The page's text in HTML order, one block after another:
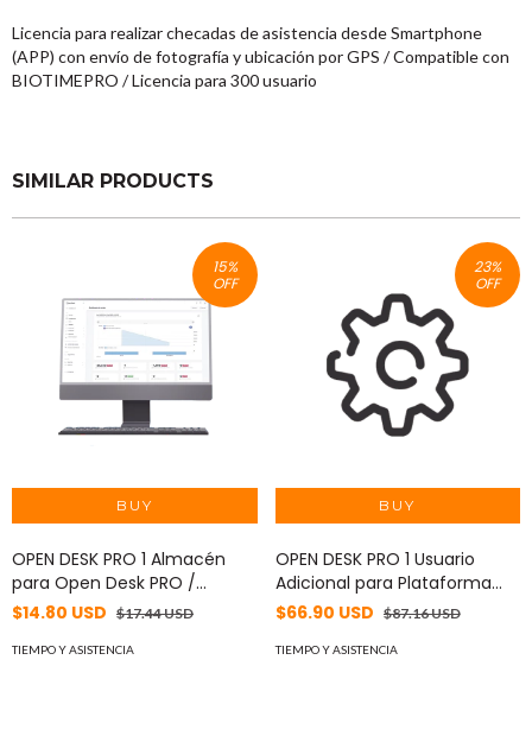
Licencia para realizar checadas de asistencia desde Smartphone
(APP) con envío de fotografía y ubicación por GPS / Compatible con
BIOTIMEPRO / Licencia para 300 usuario
SIMILAR PRODUCTS
15%
OFF
OPEN DESK PRO 1 Almacén
para Open Desk PRO /
Inventarios / Ventas /
Facturación Fiscal /
$14.80 USD $17.44 USD
TIEMPO Y ASISTENCIA
23%
OFF
OPEN DESK PRO 1 Usuario
Adicional para Plataforma
Open Desk PRO / Suscripción
$66.90 USD $87.16 USD
TIEMPO Y ASISTENCIA